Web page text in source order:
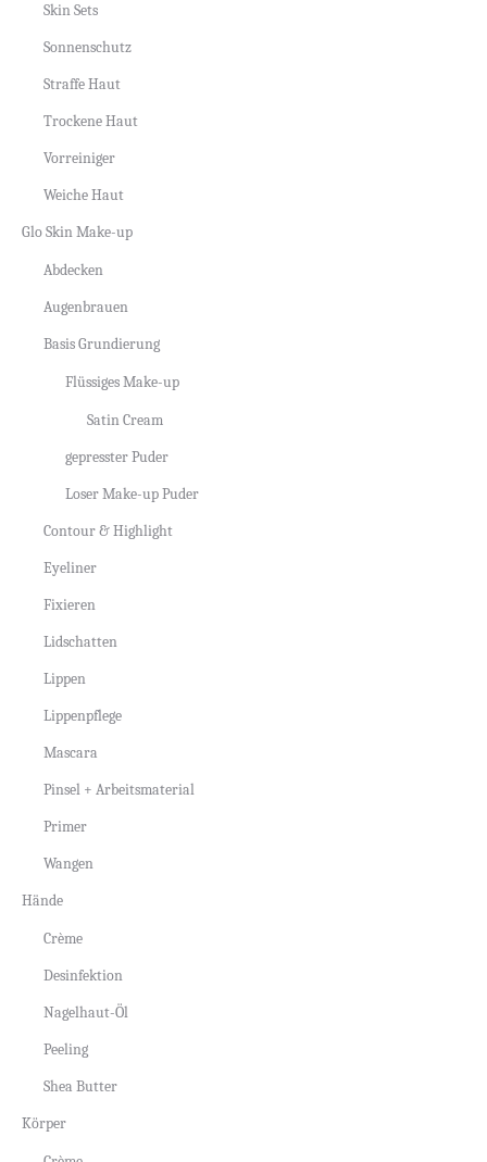
Skin Sets
Sonnenschutz
Straffe Haut
Trockene Haut
Vorreiniger
Weiche Haut
Glo Skin Make-up
Abdecken
Augenbrauen
Basis Grundierung
Flüssiges Make-up
Satin Cream
gepresster Puder
Loser Make-up Puder
Contour & Highlight
Eyeliner
Fixieren
Lidschatten
Lippen
Lippenpflege
Mascara
Pinsel + Arbeitsmaterial
Primer
Wangen
Hände
Crème
Desinfektion
Nagelhaut-Öl
Peeling
Shea Butter
Körper